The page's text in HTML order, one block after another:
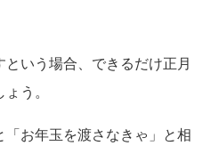
いう場合、できるだけ正月
う。
お年玉を渡さなきゃ」と相